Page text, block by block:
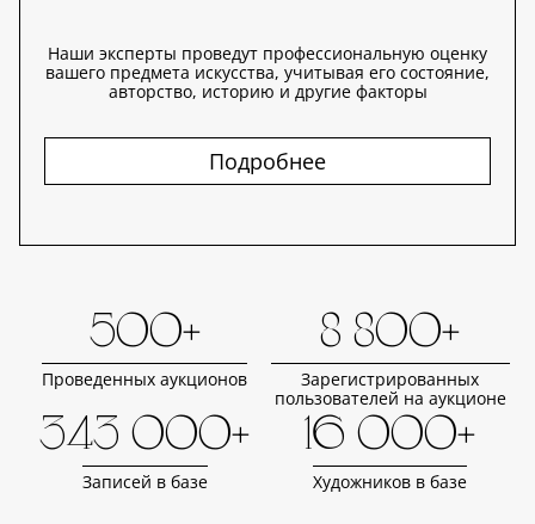
Наши эксперты проведут профессиональную оценку
вашего предмета искусства, учитывая его состояние,
авторство, историю и другие факторы
Подробнее
500+
Проведенных аукционов
8 800+
Зарегистрированных
пользователей на аукционе
343 000+
Записей в базе
16 000+
Художников в базе